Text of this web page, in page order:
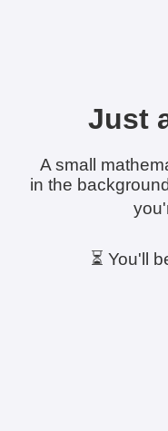
Just
A small
in the
⏳ You'll